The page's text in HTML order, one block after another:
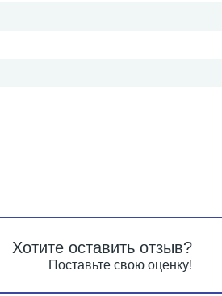
Хотите оставить отзыв?
Поставьте свою оценку!